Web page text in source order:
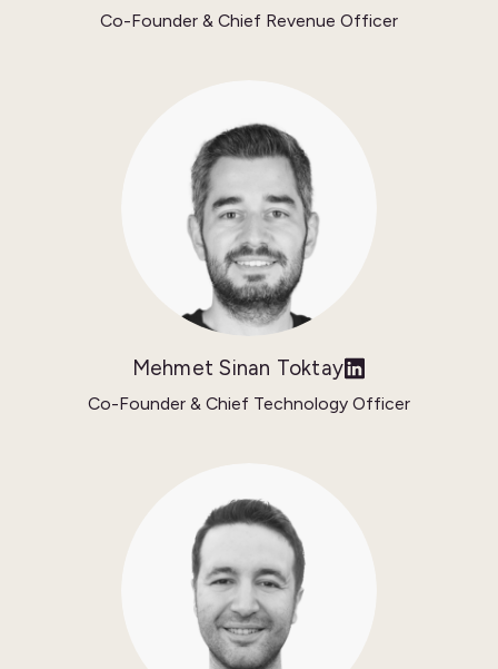
Co-Founder & Chief Revenue Officer
Mehmet Sinan Toktay
Co-Founder & Chief Technology Officer